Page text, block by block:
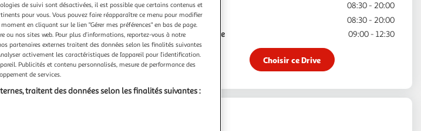
Vendredi
08:30 - 20:00
Samedi
08:30 - 20:00
Dimanche
09:00 - 12:30
Choisir ce Drive
de suivi sont désactivées, il est possible que certains contenus et
pour vous. Vous pouvez faire réapparaître ce menu pour modifier
en cliquant sur le lien "Gérer mes préférences" en bas de page.
ou nos sites web. Pour plus d’informations, reportez-vous à notre
partenaires externes traitent des données selon les finalités suivantes
activement les caractéristiques de l’appareil pour l’identification.
Publicités et contenu personnalisés, mesure de performance des
de services.
traitent des données selon les finalités suivantes :